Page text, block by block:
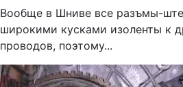
Вообще в Шниве все разъмы-
широкими кусками изоленты к
проводов, поэтому...